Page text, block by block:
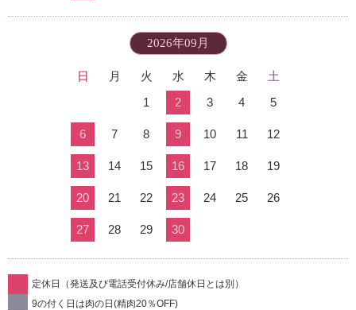
2026年09月
日 月 火 水 木 金
土
1
2 3 4 5
6 7 8 9 10 11 12
13 14 15 16 17 18 19
20 21 22 23 24 25 26
27 28 29 30
定休日（発送及び電話受付休み/店舗休日とは別）
9の付く日は肉の日(精肉20％OFF)